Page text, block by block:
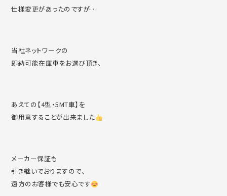
仕様変更があったのですが…
当社ネットワークの
即納可能在庫車をお選び頂き、
あえての【4型・5MT車】を
御用意することが出来ました
メーカー保証も
引き継いでおりますので、
遠方のお客様でも安心です